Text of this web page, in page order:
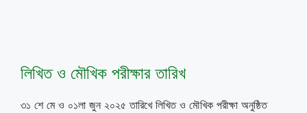
লিখিত ও মৌখিক পরীক্ষার তারিখ
৩১ শে মে ও ০১লা জুন ২০২৫ তারিখে লিখিত ও মৌখিক পরীক্ষা অনুষ্ঠিত